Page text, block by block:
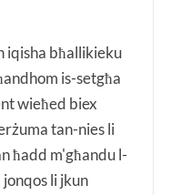
iqisha bħallikieku
is-setgħa
wieħed biex
tan-nies li
ħadd m'għandu l-
li jkun